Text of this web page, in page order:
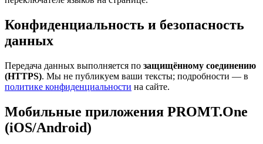
Конфиденциальность и безопасность
данных
Передача данных выполняется по защищённому соединению
(HTTPS). Мы не публикуем ваши тексты; подробности — в
политике конфиденциальности на сайте.
Мобильные приложения PROMT.One
(iOS/Android)